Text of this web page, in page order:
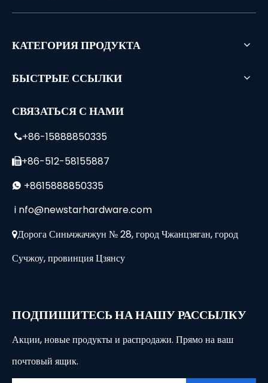
КАТЕГОРИЯ ПРОДУКТА
БЫСТРЫЕ ССЫЛКИ
СВЯЗАТЬСЯ С НАМИ
+86-15888850335
+86-512-58155887
 +8615888850335
i nfo@newstarhardware.com
Дорога Синьчжачжун № 28, город Чжанцзяган, город
Сучжоу, провинция Цзянсу
ПОДПИШИТЕСЬ НА НАШУ РАССЫЛКУ
Акции, новые продукты и распродажи. Прямо на ваш
почтовый ящик.